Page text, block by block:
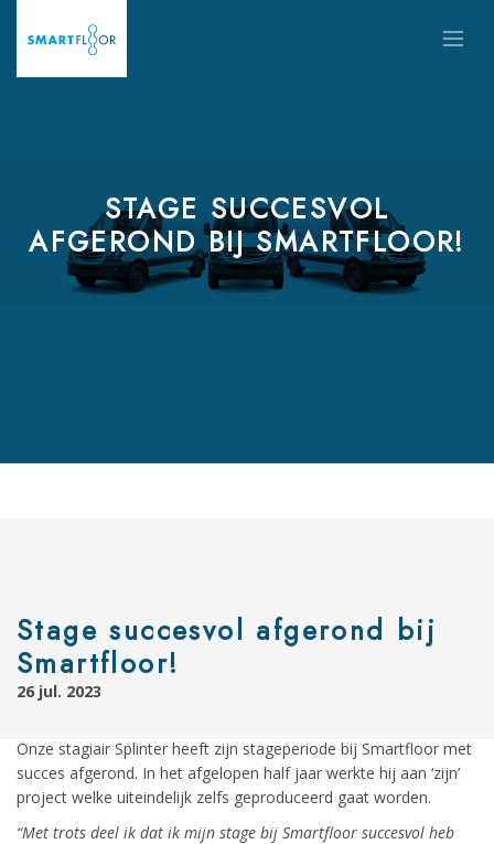
STAGE SUCCESVOL
AFGEROND BIJ SMARTFLOOR!
Stage succesvol afgerond bij
Smartfloor!
26 jul. 2023
Onze stagiair Splinter heeft zijn stageperiode bij Smartfloor met
succes afgerond. In het afgelopen half jaar werkte hij aan ‘zijn’
project welke uiteindelijk zelfs geproduceerd gaat worden.
“Met trots deel ik dat ik mijn stage bij Smartfloor succesvol heb